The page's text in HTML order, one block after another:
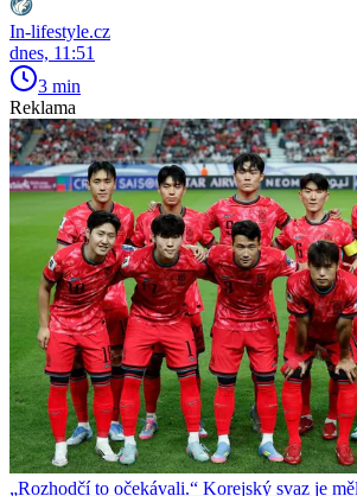
In-lifestyle.cz
dnes, 11:51
3 min
Reklama
„Rozhodčí to očekávali.“ Korejský svaz je